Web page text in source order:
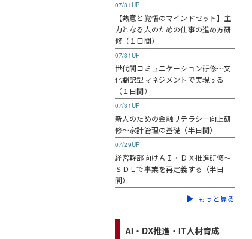
07/31UP
【熱意と覚悟のマインドセット】主
力となる人のための仕事の進め方研
修（１日間）
07/31UP
世代間コミュニケーション研修～文
化翻訳型マネジメントで実現する
（１日間）
07/31UP
新人のための金融リテラシー向上研
修～家計管理の基礎（半日間）
07/29UP
経営幹部向けＡＩ・ＤＸ推進研修～
ＳＤＬで事業を再定義する（半日
間）
もっと見る
AI・DX推進・IT人材育成